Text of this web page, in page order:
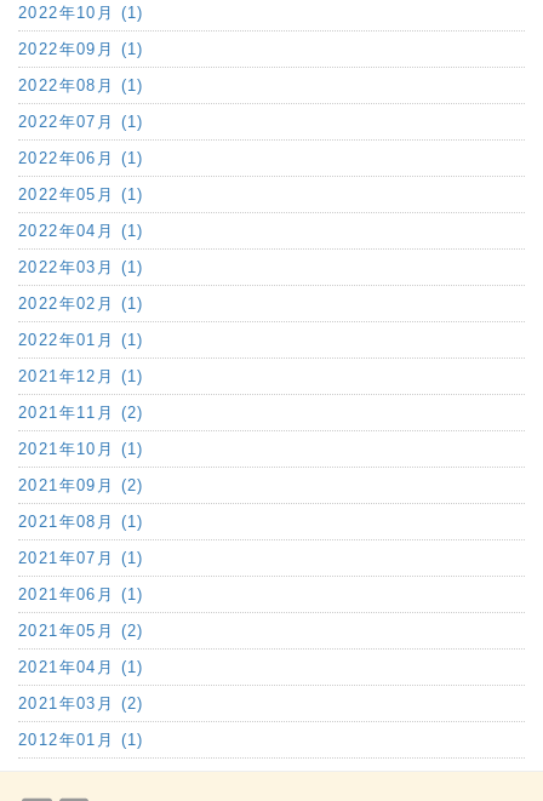
2022年10月 (1)
2022年09月 (1)
2022年08月 (1)
2022年07月 (1)
2022年06月 (1)
2022年05月 (1)
2022年04月 (1)
2022年03月 (1)
2022年02月 (1)
2022年01月 (1)
2021年12月 (1)
2021年11月 (2)
2021年10月 (1)
2021年09月 (2)
2021年08月 (1)
2021年07月 (1)
2021年06月 (1)
2021年05月 (2)
2021年04月 (1)
2021年03月 (2)
2012年01月 (1)